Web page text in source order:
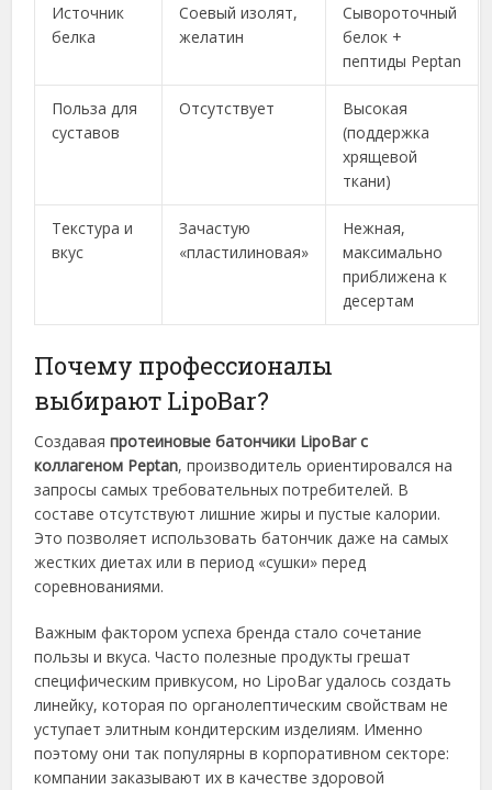
Источник
белка
Соевый изолят,
желатин
Сывороточный
белок +
пептиды Peptan
Польза для
суставов
Отсутствует
Высокая
(поддержка
хрящевой
ткани)
Текстура и
вкус
Зачастую
«пластилиновая»
Нежная,
максимально
приближена к
десертам
Почему профессионалы
выбирают LipoBar?
Создаваяпротеиновые батончики LipoBar с
коллагеном Peptan, производитель ориентировался на
запросы самых требовательных потребителей. В
составе отсутствуют лишние жиры и пустые калории.
Это позволяет использовать батончик даже на самых
жестких диетах или в период «сушки» перед
соревнованиями.
Важным фактором успеха бренда стало сочетание
пользы и вкуса. Часто полезные продукты грешат
специфическим привкусом, но LipoBar удалось создать
линейку, которая по органолептическим свойствам не
уступает элитным кондитерским изделиям. Именно
поэтому они так популярны в корпоративном секторе:
компании заказывают их в качестве здоровой